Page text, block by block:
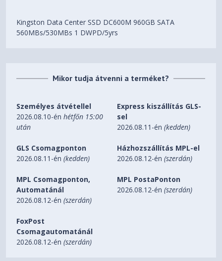
Kingston Data Center SSD DC600M 960GB SATA
560MBs/530MBs 1 DWPD/5yrs
Mikor tudja átvenni a terméket?
Személyes átvétellel
2026.08.10-énhétfőn 15:00
után
Express kiszállítás GLS-
sel
2026.08.11-én(kedden)
GLS Csomagponton
2026.08.11-én(kedden)
Házhozszállítás MPL-el
2026.08.12-én(szerdán)
MPL Csomagponton,
Automatánál
2026.08.12-én(szerdán)
MPL PostaPonton
2026.08.12-én(szerdán)
FoxPost
Csomagautomatánál
2026.08.12-én(szerdán)